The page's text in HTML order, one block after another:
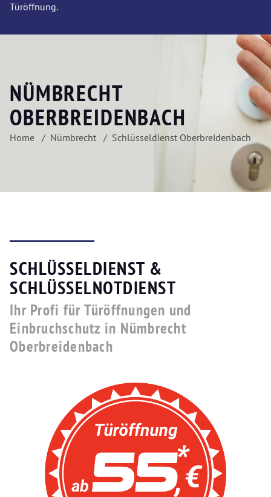
Türöffnung.
NÜMBRECHT
OBERBREIDENBACH
Home Nümbrecht Schlüsseldienst Oberbreidenbach
SCHLÜSSELDIENST &
SCHLÜSSELNOTDIENST
Ihr Profi für Türöffnungen und
Einbruchschutz in Nümbrecht
Oberbreidenbach